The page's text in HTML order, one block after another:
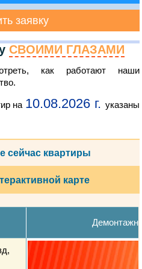
заявку
СВОИМИ ГЛАЗАМИ
как работают наши
на 10.08.2026 г. указаны
сейчас квартиры
карте